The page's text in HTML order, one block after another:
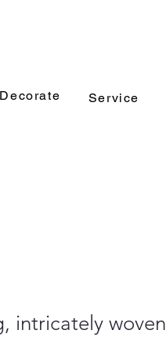
Decorate Service
intricately woven